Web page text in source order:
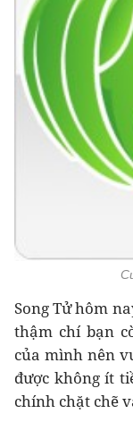
Song Tử hôm
thậm chí bạn
của mình nên
được không ít
chính chặt chẽ